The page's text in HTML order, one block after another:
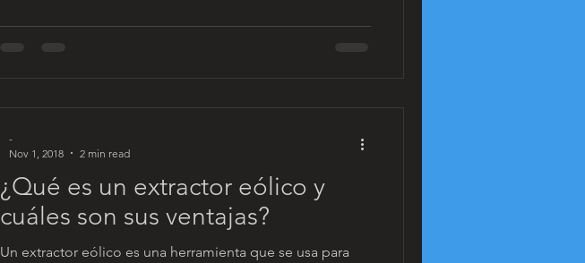
¿Qué es un extractor eólico y
cuáles son sus ventajas?
Un extractor eólico es una herramienta que se usa para
-
Nov 1, 2018
2 min read